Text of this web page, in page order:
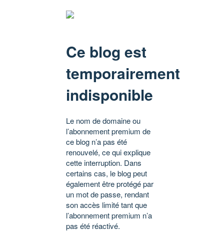
Ce blog est
temporairement
indisponible
Le nom de domaine ou
l’abonnement premium de
ce blog n’a pas été
renouvelé, ce qui explique
cette interruption. Dans
certains cas, le blog peut
également être protégé par
un mot de passe, rendant
son accès limité tant que
l’abonnement premium n’a
pas été réactivé.